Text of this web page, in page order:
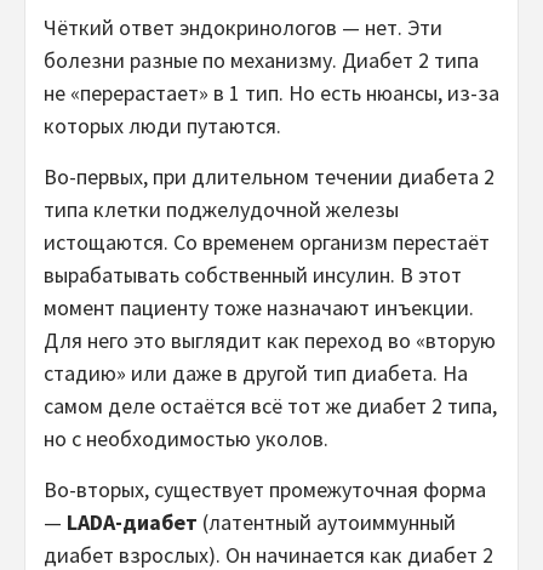
Чёткий ответ эндокринологов — нет. Эти
болезни разные по механизму. Диабет 2 типа
не «перерастает» в 1 тип. Но есть нюансы, из-за
которых люди путаются.
Во-первых, при длительном течении диабета 2
типа клетки поджелудочной железы
истощаются. Со временем организм перестаёт
вырабатывать собственный инсулин. В этот
момент пациенту тоже назначают инъекции.
Для него это выглядит как переход во «вторую
стадию» или даже в другой тип диабета. На
самом деле остаётся всё тот же диабет 2 типа,
но с необходимостью уколов.
Во-вторых, существует промежуточная форма
— LADA-диабет (латентный аутоиммунный
диабет взрослых). Он начинается как диабет 2